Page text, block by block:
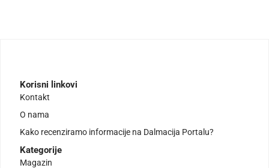
Korisni linkovi
Kontakt
O nama
Kako recenziramo informacije na Dalmacija Portalu?
Kategorije
Magazin